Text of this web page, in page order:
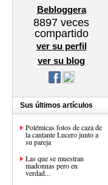
Hace
Bebloggera
8897 veces
compartido
ver su perfil
ver su blog
Sus últimos artículos
Polémicas fotos de caza de
la cantante Lucero junto a
su pareja
Las que se muestran
madonnas pero en
verdad...